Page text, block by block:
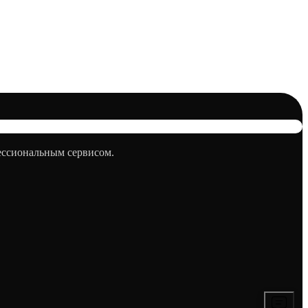
сервисом.